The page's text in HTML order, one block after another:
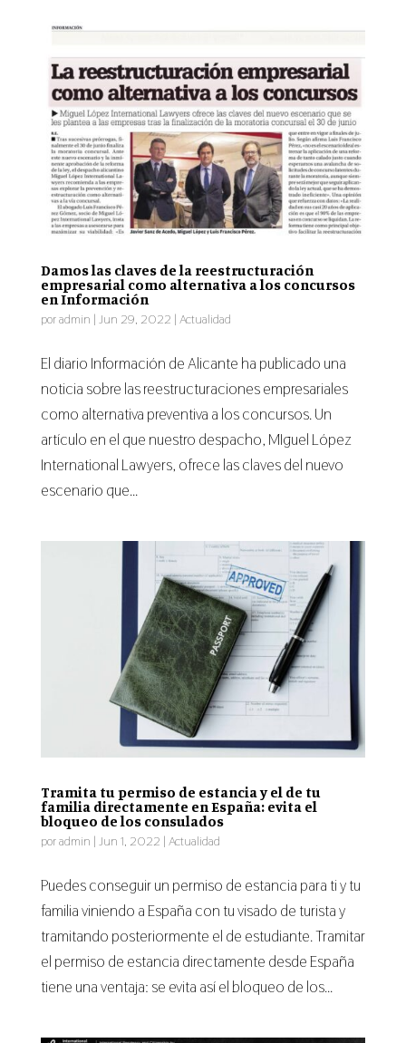
Damos las claves de la reestructuración
empresarial como alternativa a los concursos
en Información
poradmin | Jun 29, 2022 | Actualidad
El diario Información de Alicante ha publicado una
noticia sobre las reestructuraciones empresariales
como alternativa preventiva a los concursos. Un
artículo en el que nuestro despacho, MIguel López
International Lawyers, ofrece las claves del nuevo
escenario que...
Tramita tu permiso de estancia y el de tu
familia directamente en España: evita el
bloqueo de los consulados
poradmin | Jun 1, 2022 | Actualidad
Puedes conseguir un permiso de estancia para ti y tu
familia viniendo a España con tu visado de turista y
tramitando posteriormente el de estudiante. Tramitar
el permiso de estancia directamente desde España
tiene una ventaja: se evita así el bloqueo de los...